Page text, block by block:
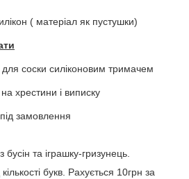
( матеріал як пустушки)
соски силіконовим тримачем
хрестини і виписку
замовлення
бусін та іграшку-гризунець.
букв. Рахується 10грн за